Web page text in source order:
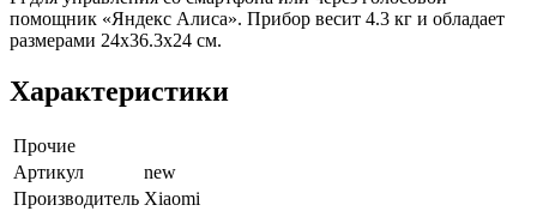
помощник «Яндекс Алиса». Прибор весит 4.3 кг и обладает
размерами 24x36.3x24 см.
Характеристики
Прочие
Артикул
new
Производитель Xiaomi